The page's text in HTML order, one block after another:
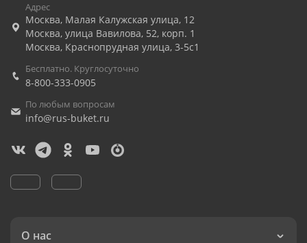
Адрес
Москва, Малая Калужская улица, 12
Москва, улица Вавилова, 52, корп. 1
Москва, Краснопрудная улица, 3-5с1
Бесплатно. Круглосуточно
8-800-333-0905
По любым вопросам
info@rus-buket.ru
О нас